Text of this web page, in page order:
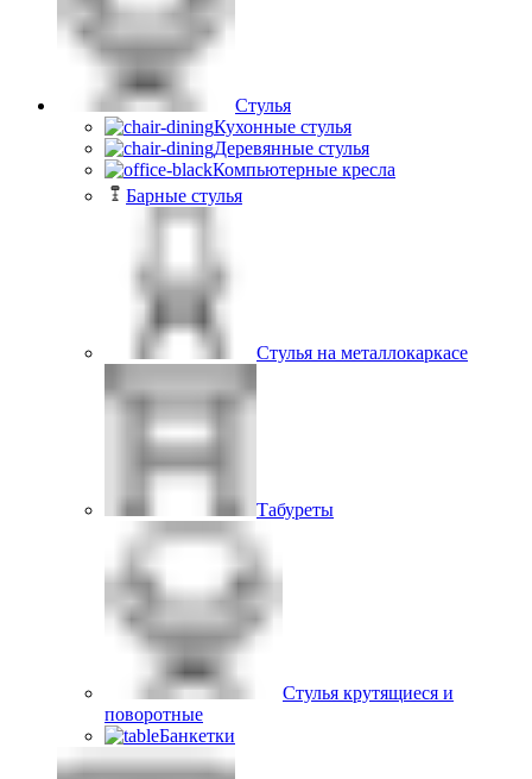
Стулья
Кухонные стулья
Деревянные стулья
Компьютерные кресла
Барные стулья
Стулья на металлокаркасе
Табуреты
Стулья крутящиеся и
поворотные
Банкетки